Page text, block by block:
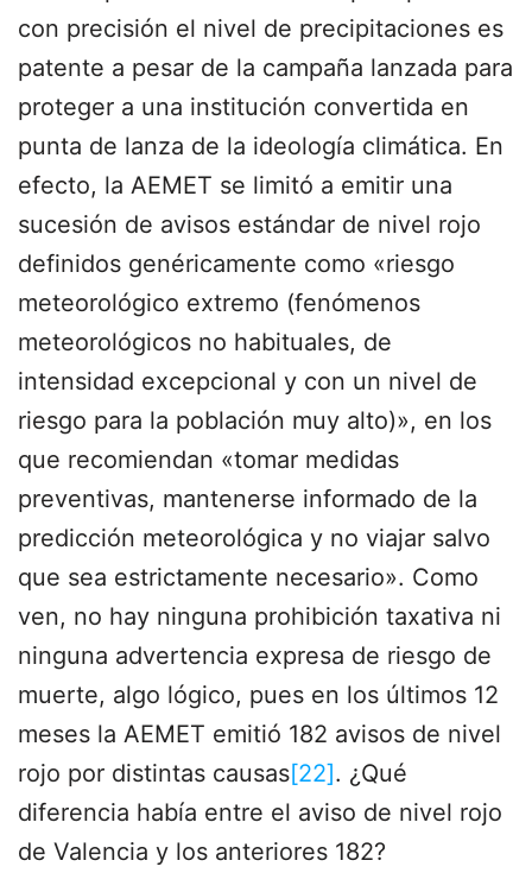
con precisión el nivel de precipitaciones es
patente a pesar de la campaña lanzada para
proteger a una institución convertida en
punta de lanza de la ideología climática. En
efecto, la AEMET se limitó a emitir una
sucesión de avisos estándar de nivel rojo
definidos genéricamente como «riesgo
meteorológico extremo (fenómenos
meteorológicos no habituales, de
intensidad excepcional y con un nivel de
riesgo para la población muy alto)», en los
que recomiendan «tomar medidas
preventivas, mantenerse informado de la
predicción meteorológica y no viajar salvo
que sea estrictamente necesario». Como
ven, no hay ninguna prohibición taxativa ni
ninguna advertencia expresa de riesgo de
muerte, algo lógico, pues en los últimos 12
meses la AEMET emitió 182 avisos de nivel
rojo por distintas causas[22]. ¿Qué
diferencia había entre el aviso de nivel rojo
de Valencia y los anteriores 182?